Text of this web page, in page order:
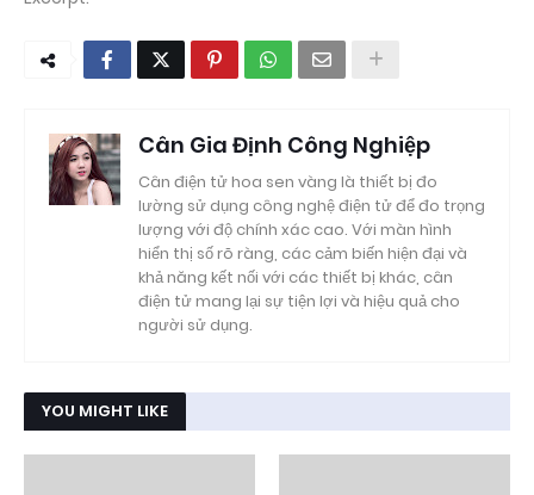
Cân Gia Định Công Nghiệp
Cân điện tử hoa sen vàng là thiết bị đo
lường sử dụng công nghệ điện tử để đo trọng
lượng với độ chính xác cao. Với màn hình
hiển thị số rõ ràng, các cảm biến hiện đại và
khả năng kết nối với các thiết bị khác, cân
điện tử mang lại sự tiện lợi và hiệu quả cho
người sử dụng.
YOU MIGHT LIKE